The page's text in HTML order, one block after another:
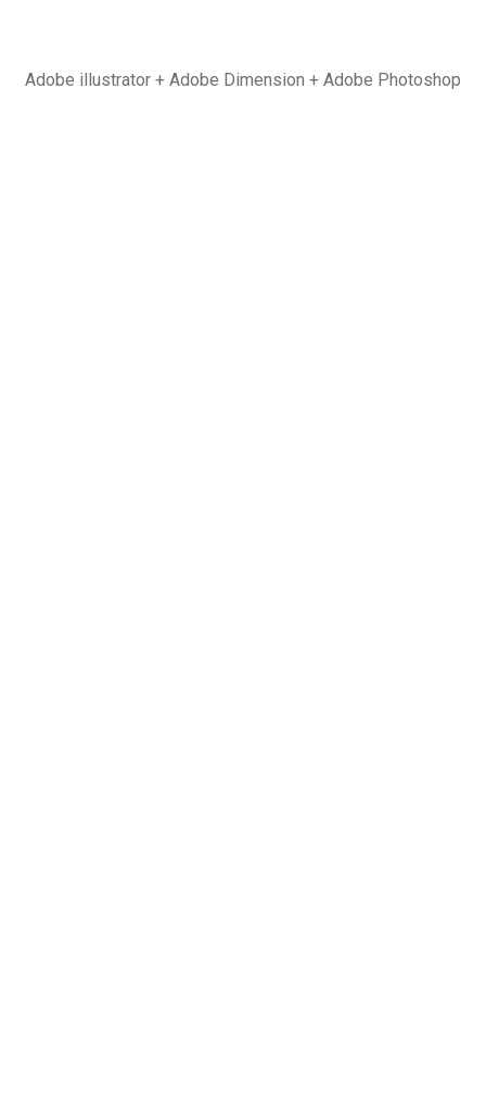
Adobe illustrator + Adobe Dimension + Adobe Photoshop